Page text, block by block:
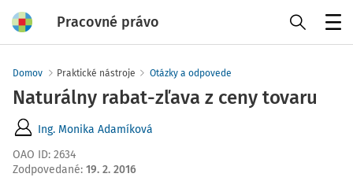
Pracovné právo
Domov Praktické nástroje Otázky a odpovede
Naturálny rabat-zľava z ceny tovaru
Ing. Monika Adamíková
OAO ID: 2634
Zodpovedané: 19. 2. 2016